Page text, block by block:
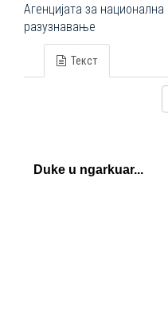
Агенцијата за
разузнавање
Текст